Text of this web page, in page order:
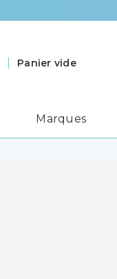
Panier vide
Marques